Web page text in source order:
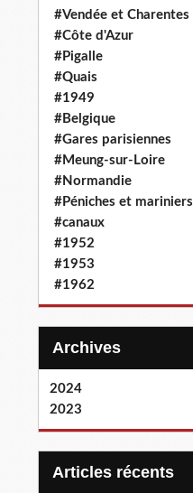
#Vendée et Charentes
#Côte d'Azur
#Pigalle
#Quais
#1949
#Belgique
#Gares parisiennes
#Meung-sur-Loire
#Normandie
#Péniches et mariniers
#canaux
#1952
#1953
#1962
Archives
2024
2023
articles récents